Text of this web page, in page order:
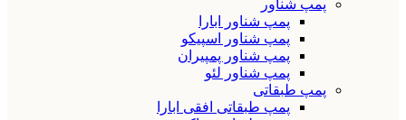
پمپ شناور
پمپ شناور ابارا
پمپ شناور اسپیکو
پمپ شناور پمپیران
پمپ شناور لئو
پمپ طبقاتی
پمپ طبقاتی افقی ابارا